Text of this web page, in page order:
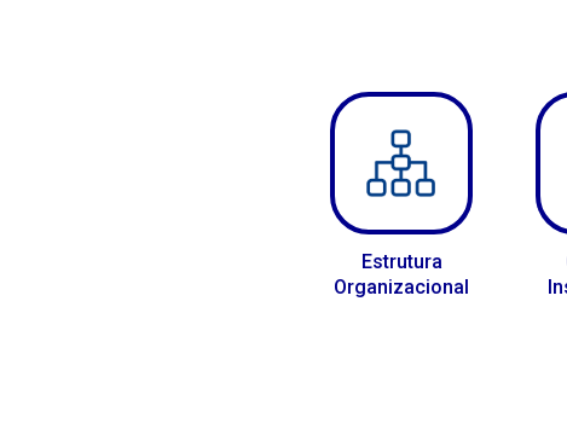
Estrutura
Organizacional